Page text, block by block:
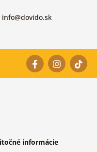
info@dovido.sk
informácie